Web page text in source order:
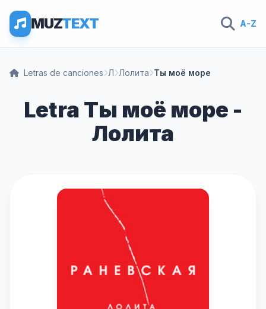
MUZTEXT A-Z
Letras de canciones Л Лолита Ты моё море
Letra Ты моё море -
Лолита